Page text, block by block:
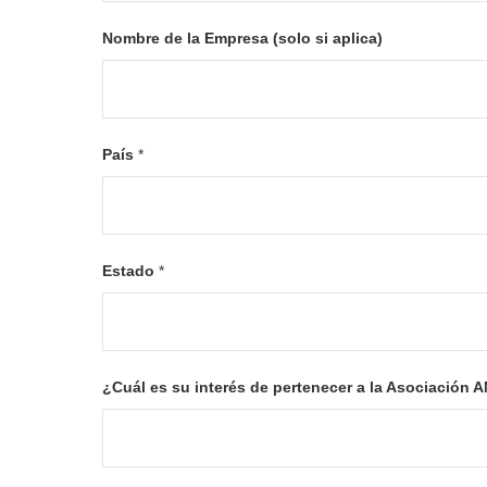
Nombre de la Empresa (solo si aplica)
País*
Estado*
¿Cuál es su interés de pertenecer a la Asociación